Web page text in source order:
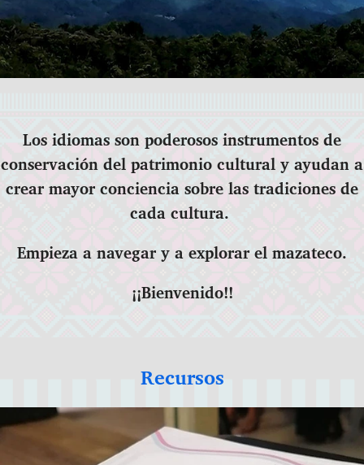
Los idiomas son poderosos instrumentos de
conservación del patrimonio cultural y ayudan a
crear mayor conciencia sobre las tradiciones de
cada cultura.
Empieza a navegar y a explorar el mazateco.
¡¡Bienvenido!!
Recursos